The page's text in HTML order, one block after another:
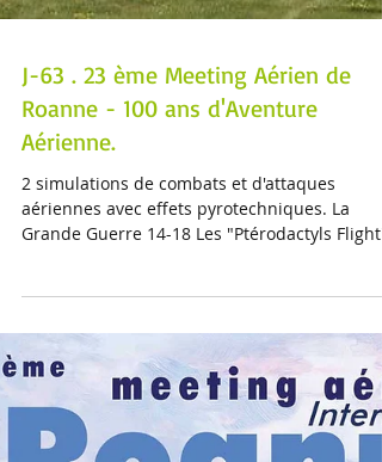
J-63 . 23 ème Meeting Aérien de
Roanne - 100 ans d'Aventure